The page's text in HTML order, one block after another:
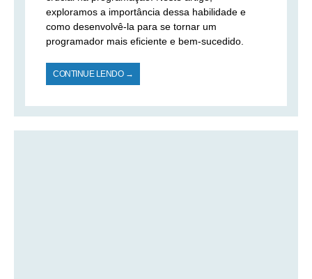
exploramos a importância dessa habilidade e
como desenvolvê-la para se tornar um
programador mais eficiente e bem-sucedido.
CONTINUE LENDO →